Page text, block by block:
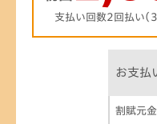
支払い回数2回払い
お支払
割賦元金